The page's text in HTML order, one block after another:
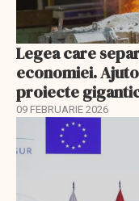
Legea care
economiei.
proiecte
09 FEBRUARIE 2026